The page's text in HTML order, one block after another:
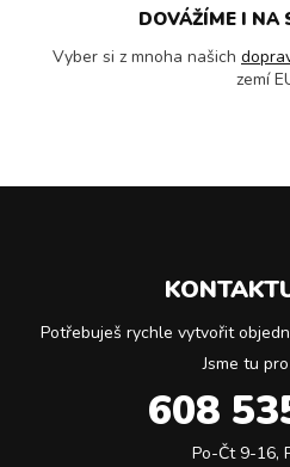
DOVÁŽÍME I NA
Vyber si z mnoha našich
zemí
Potřebuješ rychle vytvořit
Jsme tu
608
Po-Čt 9-16,